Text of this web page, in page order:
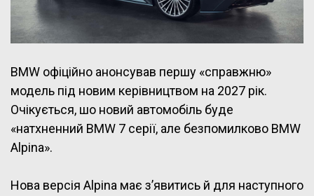
BMW офіційно анонсував першу «справжню»
модель під новим керівництвом на 2027 рік.
Очікується, шо новий автомобіль буде
«натхненний BMW 7 серії, але безпомилково BMW
Alpina».
Нова версія Alpina має з’явитись й для наступного